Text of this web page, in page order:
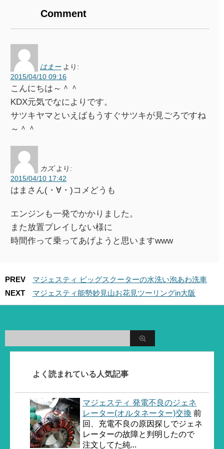
Comment
はまー より:
2015/04/10 09:16
こんにちは～＾＾
KDX元気でなによりです。
サツキヤマといえばもうすぐサツキが見ごろですね
～＾＾
カズ より:
2015/04/10 17:42
はまさん(・∀・)コメどうも
エンジンも一発でかかりました。
また放置プレイしない様に
時間作って乗ってあげようと思いますwww
PREV
マジェスティ ビッグスクーターの水洗い泡あわ洗車
NEXT
マジェスティ能勢妙見山お花見ツーリングin大阪
よく読まれている人気記事
マジェスティ 発電不良のジェネ
レーター(オルタネーター)交換 前
回、充電不良の原因探しでジェネ
レーターの故障と判明したので
注文してた純...